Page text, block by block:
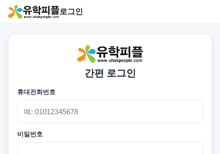
로그인
간편 로그인
휴대전화번호
비밀번호